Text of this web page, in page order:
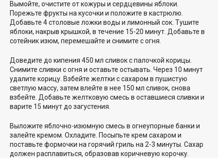
Вымойте, очистите от кожуры и сердцевины яблоки.
Порежьте фрукты на кусочки и положите в кастрюлю.
Добавьте 4 столовые ложки воды и лимонный сок. Тушите
яблоки, накрыв крышкой, в течение 15-20 минут. Добавьте в
сотейник изюм, перемешайте и снимите с огня.
Доведите до кипения 450 мл сливок с палочкой корицы.
Снимите сливки с огня и оставьте остывать. Через 10 минут
удалите корицу. Взбейте желтки с сахаром в пушистую
светлую массу, затем влейте в нее 150 мл сливок, снова
взбейте. Добавьте желтковую смесь в оставшиеся сливки и
варите 15 минут до загустения.
Выложите яблочно-изюмную смесь в огнеупорные банки и
залейте кремом. Охладите. Посыпьте крем сахаром и
поставьте формочки на горячий гриль на 2-3 минуты. Сахар
должен расплавиться, образовав коричневую корочку.